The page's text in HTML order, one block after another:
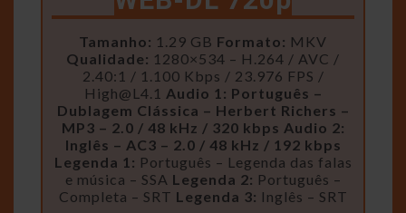
Tamanho: 1.29 GB Formato: MKV
Qualidade: 1280×534 – H.264 / AVC /
2.40:1 / 1.100 Kbps / 23.976 FPS /
High@L4.1 Audio 1: Português –
Dublagem Clássica – Herbert Richers –
MP3 – 2.0 / 48 kHz / 320 kbps Audio 2:
Inglês – AC3 – 2.0 / 48 kHz / 192 kbps
Legenda 1: Português – Legenda das falas
e música – SSA Legenda 2: Português –
Completa – SRT Legenda 3: Inglês – SRT